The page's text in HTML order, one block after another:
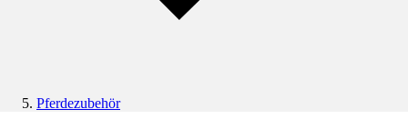
Pferdezubehör